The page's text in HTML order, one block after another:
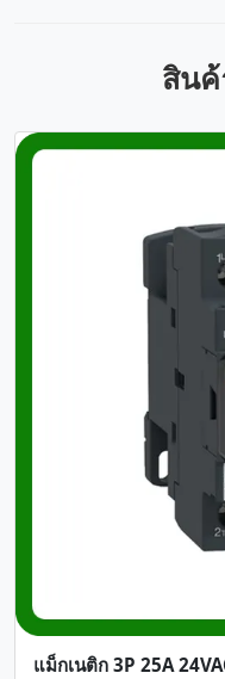
สินค้
แม็กเนติก 3P 25A